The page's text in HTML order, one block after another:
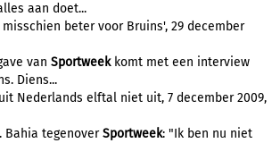
aan doet...
beter voor Bruins', 29 december
van Sportweekkomt met een interview
Diens...
Nederlands elftal niet uit, 7 december 2009,
Bahia tegenoverSportweek: "Ik ben nu niet